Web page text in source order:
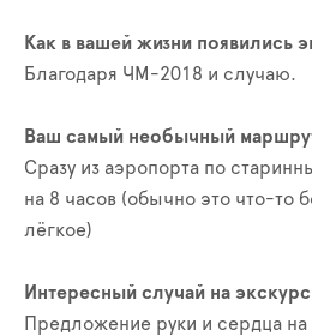
Как в вашей жизни появились
Благодаря ЧМ-2018 и случаю.
Ваш самый необычный
Сразу из аэропорта по
на 8 часов (обычно это что-то
лёгкое)
Интересный случай на
Предложение руки и сердца на